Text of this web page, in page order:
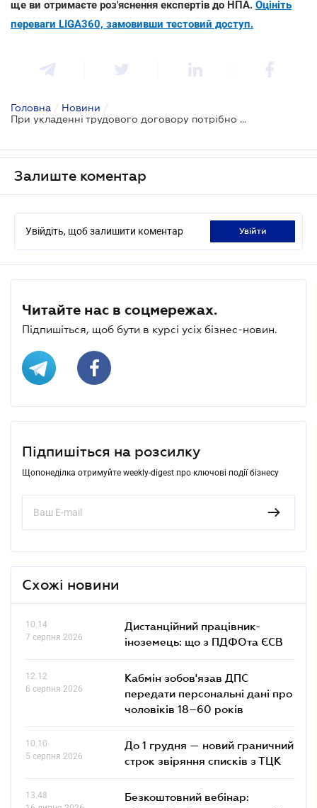
ще ви отримаєте роз'яснення експертів до НПА. Оцініть
переваги LIGA360, замовивши тестовий доступ.
Головна / Новини /
При укладенні трудового договору потрібно надавати військовий квиток
Залиште коментар
Увійдіть, щоб залишити коментар увійти
Читайте нас в соцмережах.
Підпишіться, щоб бути в курсі усіх бізнес-новин.
Підпишіться на розсилку
Щопонеділка отримуйте weekly-digest про ключові події бізнесу
Схожі новини
10.14
7 серпня 2026
Дистанційний працівник-
іноземець: що з ПДФОта ЄСВ
12.12
6 серпня 2026
Кабмін зобов'язав ДПС
передати персональні дані про
чоловіків 18–60 років
10.10
5 серпня 2026
До 1 грудня — новий граничний
строк звіряння списків з ТЦК
13.48
Безкоштовний вебінар: